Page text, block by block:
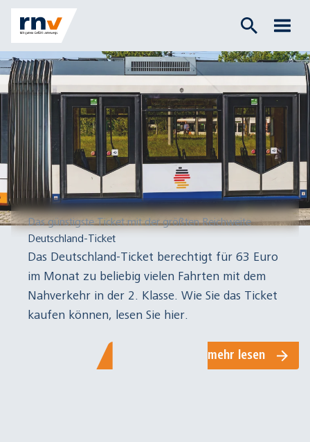
Das günstigste Ticket mit der größten Reichweite
Deutschland-Ticket
Das Deutschland-Ticket berechtigt für 63 Euro
im Monat zu beliebig vielen Fahrten mit dem
Nahverkehr in der 2. Klasse. Wie Sie das Ticket
kaufen können, lesen Sie hier.
mehr lesen